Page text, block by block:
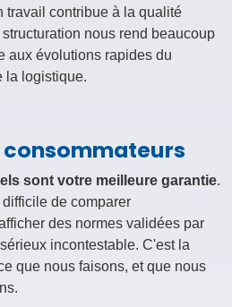
travail contribue à la qualité
nous rend beaucoup
aux évolutions rapides du
la logistique.
sont votre meilleure garantie.
de comparer
des normes validées par
incontestable. C'est la
que nous faisons, et que nous